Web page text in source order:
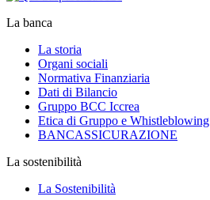
La banca
La storia
Organi sociali
Normativa Finanziaria
Dati di Bilancio
Gruppo BCC Iccrea
Etica di Gruppo e Whistleblowing
BANCASSICURAZIONE
La sostenibilità
La Sostenibilità